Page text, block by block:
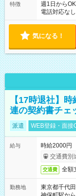
特徴 週1日からOK
電話対応なし
気になる！
【17時退社】
連の契約書チェ
派遣 WEB登録・面接
給与
時給2000円
交通費別
交通費 全額
勤務地
東京都千代